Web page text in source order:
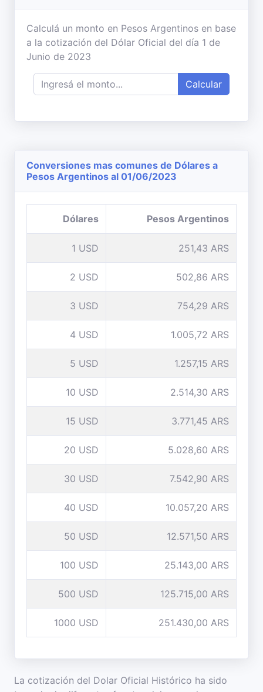
Calculá un monto en Pesos Argentinos en base
a la cotización del Dólar Oficial del día 1 de
Junio de 2023
Calcular
Conversiones mas comunes de Dólares a
Pesos Argentinos al 01/06/2023
Dólares Pesos Argentinos
1 USD 251,43 ARS
2 USD 502,86 ARS
3 USD 754,29 ARS
4 USD 1.005,72 ARS
5 USD 1.257,15 ARS
10 USD 2.514,30 ARS
15 USD 3.771,45 ARS
20 USD 5.028,60 ARS
30 USD 7.542,90 ARS
40 USD 10.057,20 ARS
50 USD 12.571,50 ARS
100 USD 25.143,00 ARS
500 USD 125.715,00 ARS
1000 USD 251.430,00 ARS
La cotización del Dolar Oficial Histórico ha sido